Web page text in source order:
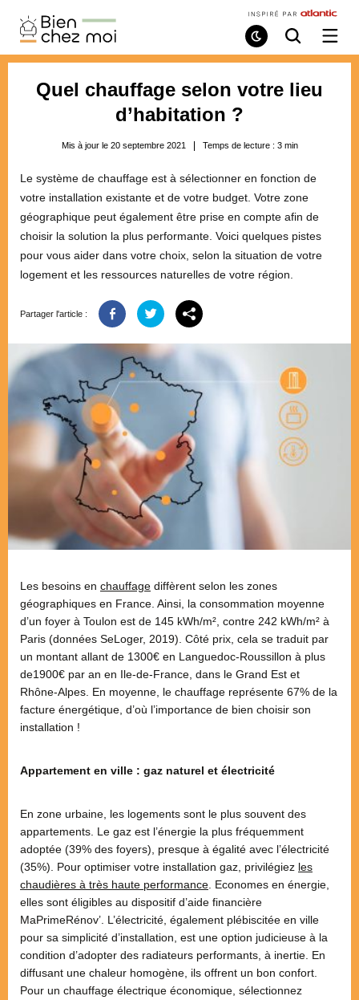
Bien
Chez
Moi
Mode
de
Recherche
/
Quel chauffage selon votre lieu
d’habitation ?
Mis à jour le 20 septembre 2021 Temps de lecture : 3 min
Le système de chauffage est à sélectionner en fonction de
votre installation existante et de votre budget. Votre zone
géographique peut également être prise en compte afin de
choisir la solution la plus performante. Voici quelques pistes
pour vous aider dans votre choix, selon la situation de votre
logement et les ressources naturelles de votre région.
Partager l'article :
Les besoins en chauffage diffèrent selon les zones
géographiques en France. Ainsi, la consommation moyenne
d’un foyer à Toulon est de 145 kWh/m², contre 242 kWh/m² à
Paris (données SeLoger, 2019). Côté prix, cela se traduit par
un montant allant de 1300€ en Languedoc-Roussillon à plus
de1900€ par an en Ile-de-France, dans le Grand Est et
Rhône-Alpes. En moyenne, le chauffage représente 67% de la
facture énergétique, d’où l’importance de bien choisir son
installation !
Appartement en ville : gaz naturel et électricité
En zone urbaine, les logements sont le plus souvent des
appartements. Le gaz est l’énergie la plus fréquemment
adoptée (39% des foyers), presque à égalité avec l’électricité
(35%). Pour optimiser votre installation gaz, privilégiez les
chaudières à très haute performance . Economes en énergie,
elles sont éligibles au dispositif d’aide financière
MaPrimeRénov’. L’électricité, également plébiscitée en ville
pour sa simplicité d’installation, est une option judicieuse à la
condition d’adopter des radiateurs performants, à inertie. En
diffusant une chaleur homogène, ils offrent un bon confort.
Pour un chauffage électrique économique, sélectionnez